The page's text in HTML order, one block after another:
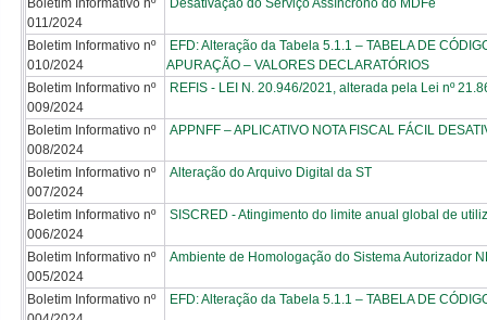
Boletim Informativo nº
011/2024
Desativação do Serviço Assíncrono do MDFe
Boletim Informativo nº
010/2024
EFD: Alteração da Tabela 5.1.1 – TABELA DE
APURAÇÃO – VALORES DECLARATÓRIOS
Boletim Informativo nº
009/2024
REFIS - LEI N. 20.946/2021, alterada pela Lei nº
Boletim Informativo nº
008/2024
APPNFF – APLICATIVO NOTA FISCAL FÁCIL
Boletim Informativo nº
007/2024
Alteração do Arquivo Digital da ST
Boletim Informativo nº
006/2024
SISCRED - Atingimento do limite anual global de
Boletim Informativo nº
005/2024
Ambiente de Homologação do Sistema Autorizador
Boletim Informativo nº
EFD: Alteração da Tabela 5.1.1 – TABELA DE